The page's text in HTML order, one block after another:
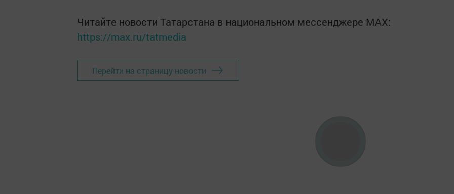
Читайте новости Татарстана в национальном мессенджере MАХ:
https://max.ru/tatmedia
Перейти на страницу новости